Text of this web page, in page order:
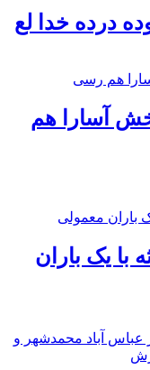
درده خدا لع
آسارا هم
با یک باران